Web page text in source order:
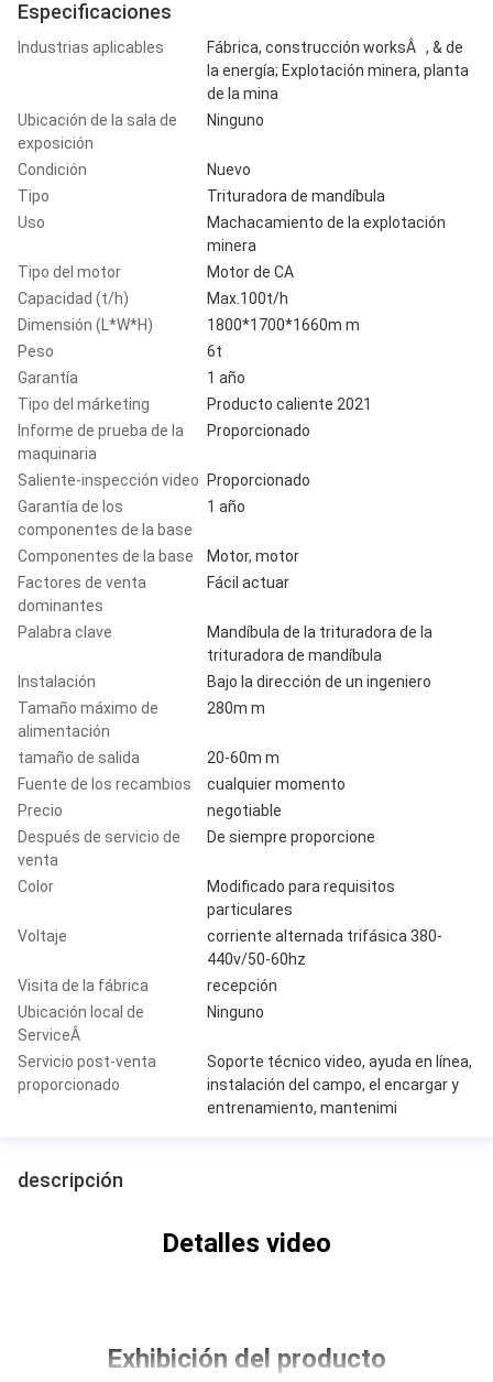
Especificaciones
Industrias aplicables
Fábrica, construcción worksÂ , & de
la energía; Explotación minera, planta
de la mina
Ubicación de la sala de
exposición
Ninguno
Condición
Nuevo
Tipo
Trituradora de mandíbula
Uso
Machacamiento de la explotación
minera
Tipo del motor
Motor de CA
Capacidad (t/h)
Max.100t/h
Dimensión (L*W*H)
1800*1700*1660m m
Peso
6t
Garantía
1 año
Tipo del márketing
Producto caliente 2021
Informe de prueba de la
maquinaria
Proporcionado
Saliente-inspección video
Proporcionado
Garantía de los
componentes de la base
1 año
Componentes de la base
Motor, motor
Factores de venta
dominantes
Fácil actuar
Palabra clave
Mandíbula de la trituradora de la
trituradora de mandíbula
Instalación
Bajo la dirección de un ingeniero
Tamaño máximo de
alimentación
280m m
tamaño de salida
20-60m m
Fuente de los recambios
cualquier momento
Precio
negotiable
Después de servicio de
venta
De siempre proporcione
Color
Modificado para requisitos
particulares
Voltaje
corriente alternada trifásica 380-
440v/50-60hz
Visita de la fábrica
recepción
Ubicación local de
ServiceÂ
Ninguno
Servicio post-venta
proporcionado
Soporte técnico video, ayuda en línea,
instalación del campo, el encargar y
entrenamiento, mantenimi
descripción
Detalles video
Exhibición del producto